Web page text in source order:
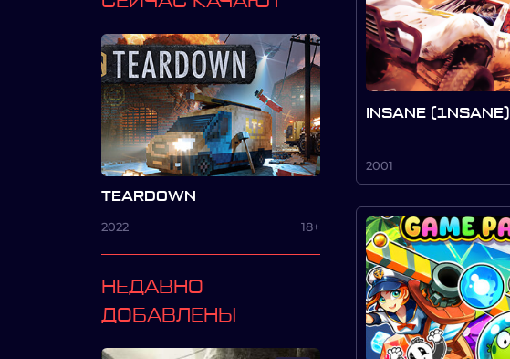
TEARDOWN
2022 18+
НЕДАВНО
ДОБАВЛЕНЫ
INSANE (1NSANE)
2001